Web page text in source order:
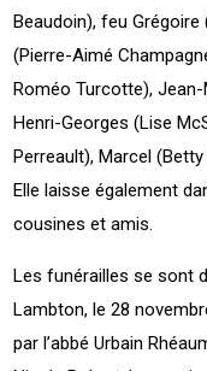
Beaudoin), feu Grégoire
(Pierre-Aimé
Roméo Turcotte),
Henri-Georges (Lise
Perreault), Marcel
Elle laisse également
cousines et amis.
Les funérailles se sont
Lambton, le 28
par l’abbé Urbain